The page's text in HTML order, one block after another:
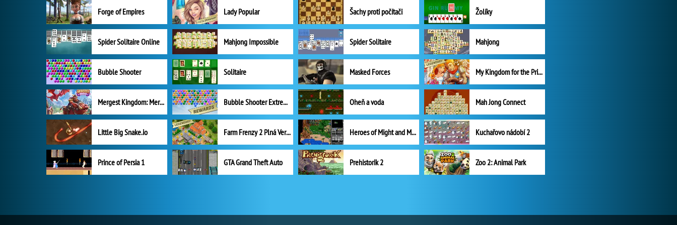
Forge of Empires Lady Popular Šachy proti počítači Žolíky
Spider Solitaire Online Mahjong Impossible Spider Solitaire Mahjong
Bubble Shooter Solitaire Masked Forces My Kingdom for the Princess Plná verze
Mergest Kingdom: Merge Puzzle Bubble Shooter Extreme Oheň a voda Mah Jong Connect
Little Big Snake.io Farm Frenzy 2 Plná Verze Heroes of Might and Magic II Kuchařovo nádobí 2
Prince of Persia 1 GTA Grand Theft Auto Prehistorik 2 Zoo 2: Animal Park